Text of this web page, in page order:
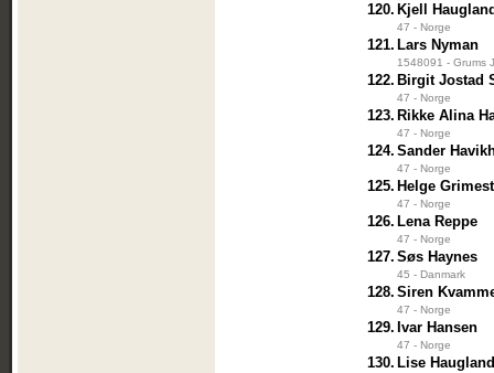
120. Kjell
47 - Norge
121. Lars Nyman
1548091 - Grums
122. Birgit Jostad
47 - Norge
123. Rikke Alina
47 - Norge
124. Sander
47 - Norge
125. Helge
47 - Norge
126. Lena Reppe
47 - Norge
127. Søs Haynes
45 - Danmark
128. Siren
47 - Norge
129. Ivar Hansen
47 - Norge
130. Lise